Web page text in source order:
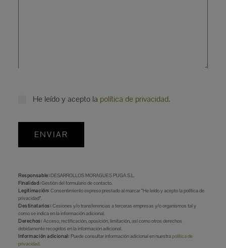
He leído y acepto la política de privacidad.
ENVIAR
Responsable:DESARROLLOS MORAGUES PUGA S.L.
Finalidad:Gestión del formulario de contacto.
Legitimación: Consentimiento expreso prestado al marcar “He leído y acepto la política de
privacidad”.
Destinatarios: Cesiones y/o transferencias a terceras empresas y/o organismos tal y
como se indica en la información adicional.
Derechos: Acceso, rectificación, oposición, limitación, así como otros derechos
debidamente recogidos en la información adicional.
Información adicional: Puede consultar información adicional en nuestrapolítica de
privacidad.